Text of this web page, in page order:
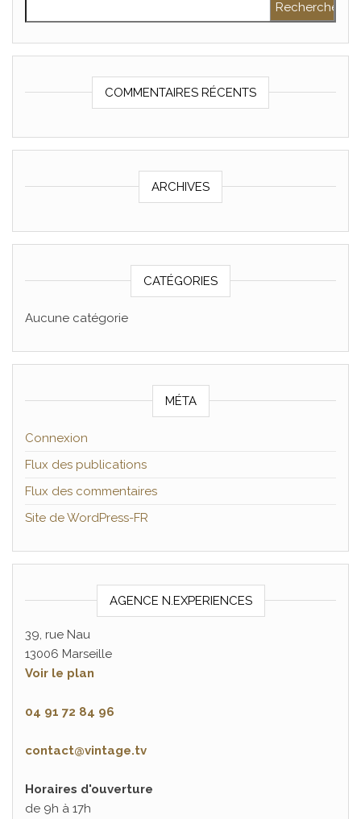
COMMENTAIRES RÉCENTS
ARCHIVES
CATÉGORIES
Aucune catégorie
MÉTA
Connexion
Flux des publications
Flux des commentaires
Site de WordPress-FR
AGENCE N.EXPERIENCES
39, rue Nau
13006 Marseille
Voir le plan
04 91 72 84 96
contact@vintage.tv
Horaires d'ouverture
de 9h à 17h